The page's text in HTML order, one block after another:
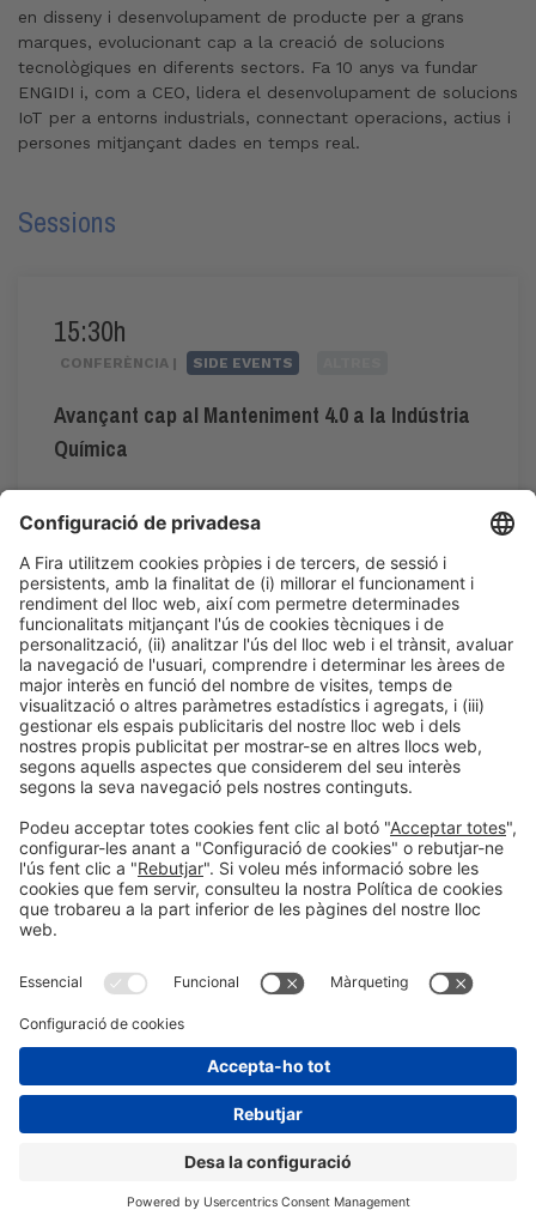
en disseny i desenvolupament de producte per a grans
marques, evolucionant cap a la creació de solucions
tecnològiques en diferents sectors. Fa 10 anys va fundar
ENGIDI i, com a CEO, lidera el desenvolupament de solucions
IoT per a entorns industrials, connectant operacions, actius i
persones mitjançant dades en temps real.
Sessions
15:30h
CONFERÈNCIA | SIDE EVENTS
Avançant cap al Manteniment 4.0 a la Indústria
Química
Dt 2
15:30h - 18:15h
Àrea de Premsa: Auditori
Accés públic
LLegir més
#EXPOQUIMIA2026
a les xarxes socials
© 2026 Fira de Barcelona